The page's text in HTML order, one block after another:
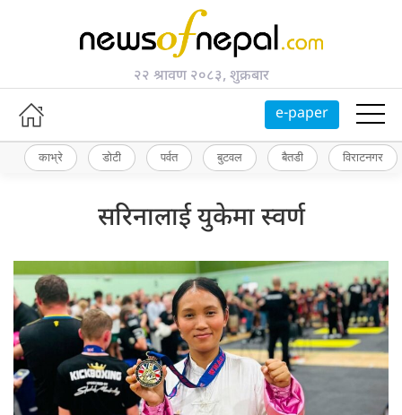
२२ श्रावण २०८३, शुक्रबार
e-paper
काभ्रे डोटी पर्वत बुटवल बैतडी विराटनगर
सरिनालाई युकेमा स्वर्ण